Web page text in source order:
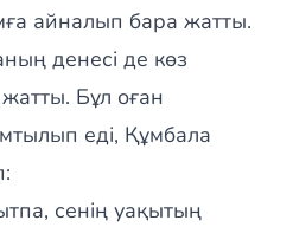
айналып бара жатты.
денесі де көз
Бұл оған
еді, Құмбала
сенің уақытың